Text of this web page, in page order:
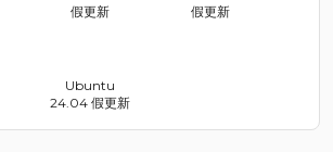
假更新
假更新
Ubuntu
24.04 假更新